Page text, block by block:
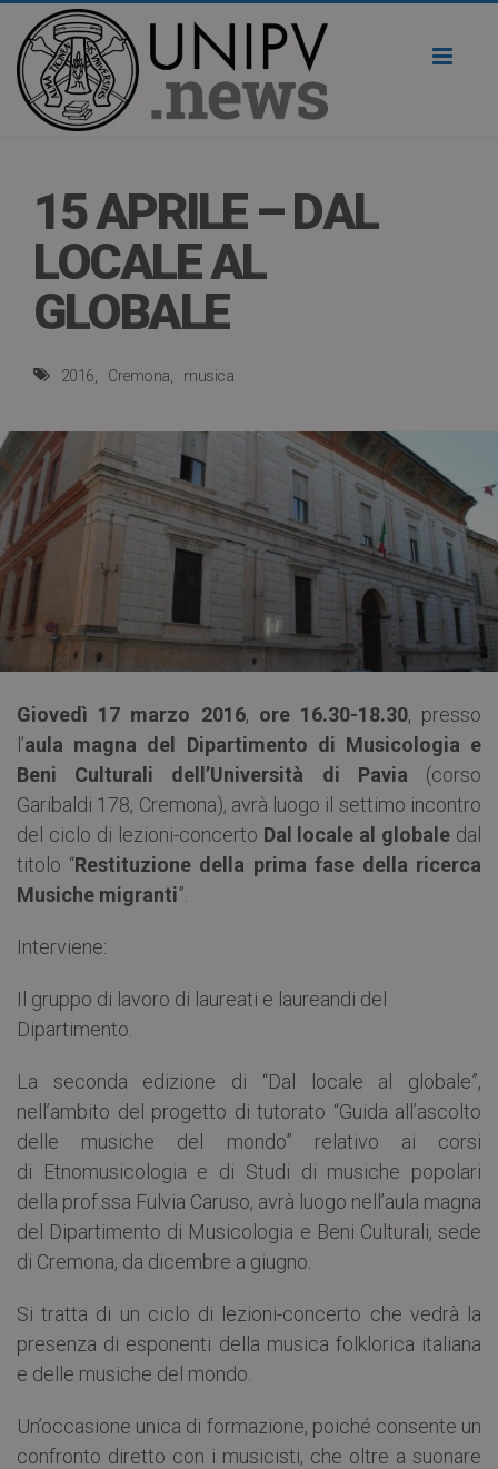
15 APRILE – DAL
LOCALE AL
GLOBALE
2016 Cremona musica
Giovedì 17 marzo 2016, ore 16.30-18.30, presso
l’aula magna del Dipartimento di Musicologia e
Beni Culturali dell’Università di Pavia (corso
Garibaldi 178, Cremona), avrà luogo il settimo incontro
del ciclo di lezioni-concerto Dal locale al globale dal
titolo “Restituzione della prima fase della ricerca
Musiche migranti”.
Interviene:
Il gruppo di lavoro di laureati e laureandi del
Dipartimento.
La seconda edizione di “Dal locale al globale”,
nell’ambito del progetto di tutorato “Guida all’ascolto
delle musiche del mondo” relativo ai corsi
di Etnomusicologia e di Studi di musiche popolari
della prof.ssa Fulvia Caruso, avrà luogo nell’aula magna
del Dipartimento di Musicologia e Beni Culturali, sede
di Cremona, da dicembre a giugno.
Si tratta di un ciclo di lezioni-concerto che vedrà la
presenza di esponenti della musica folklorica italiana
e delle musiche del mondo.
Un’occasione unica di formazione, poiché consente un
confronto diretto con i musicisti, che oltre a suonare